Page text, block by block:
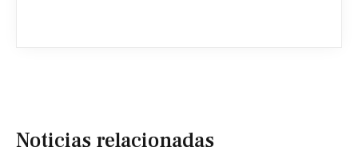
Noticias relacionadas